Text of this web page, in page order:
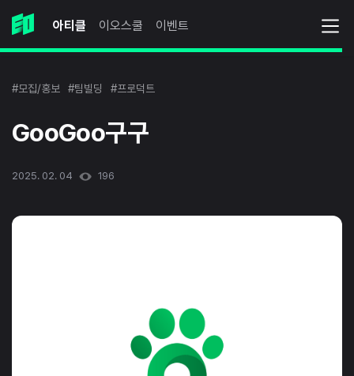
아티클 이오스쿨 이벤트
#모집/홍보 #팀빌딩 #프로덕트
GooGoo구구
2025. 02. 04 196